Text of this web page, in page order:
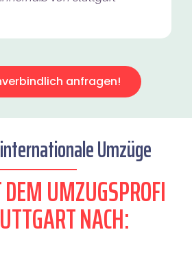
anfragen!
Umzüge
UMZUGSPROFI
NACH: